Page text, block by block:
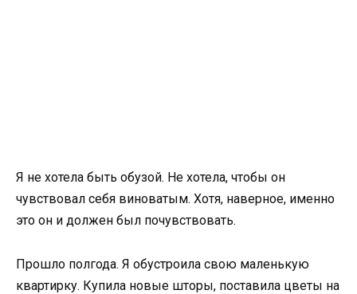
Я не хотела быть обузой. Не хотела, чтобы он
чувствовал себя виноватым. Хотя, наверное, именно
это он и должен был почувствовать.
Прошло полгода. Я обустроила свою маленькую
квартирку. Купила новые шторы, поставила цветы на